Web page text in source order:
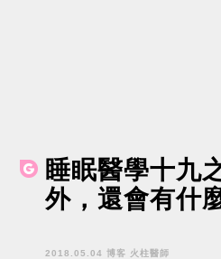
睡眠醫學十九
外，還會有什
2018.05.04 博客 火柱醫師